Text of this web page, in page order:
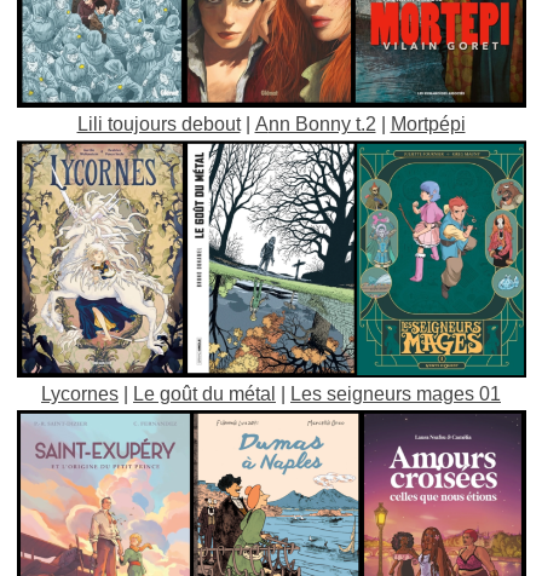
Lili toujours debout| Ann Bonny t.2 Mortpépi
Lycornes Le goût du métal Les seigneurs mages 01